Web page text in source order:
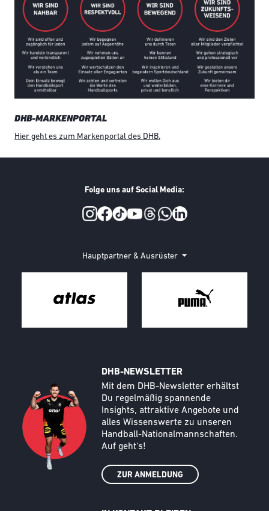
DHB-MARKENPORTAL
Hier geht es zum Markenportal des DHB.
Folge uns auf Social Media:
Hauptpartner & Ausrüster
DHB-NEWSLETTER
Text
Mit dem DHB-Newsletter erhältst
Du regelmäßig spannende
Insights, attraktive Angebote und
alles Wissenswerte zu unseren
Handball-Nationalmannschaften.
Auf geht‘s!
ZUR ANMELDUNG